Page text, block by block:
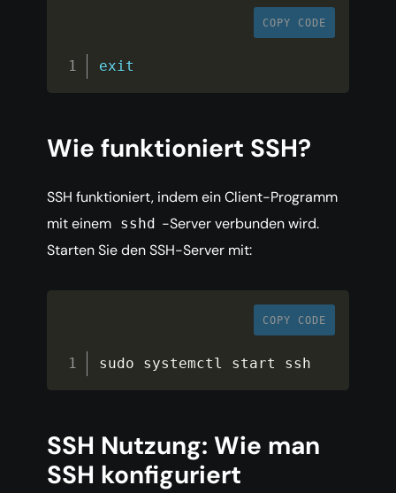
COPY CODE
exit
Wie funktioniert SSH?
SSH funktioniert, indem ein Client-Programm
mit einem sshd -Server verbunden wird.
Starten Sie den SSH-Server mit:
COPY CODE
sudo systemctl start ssh
SSH Nutzung: Wie man
SSH konfiguriert